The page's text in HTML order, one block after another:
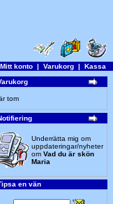
Mitt konto | Varukorg | Kassa
tom
Underrätta mig om
uppdateringar/nyheter
om Vad du är skön
Maria
en vän